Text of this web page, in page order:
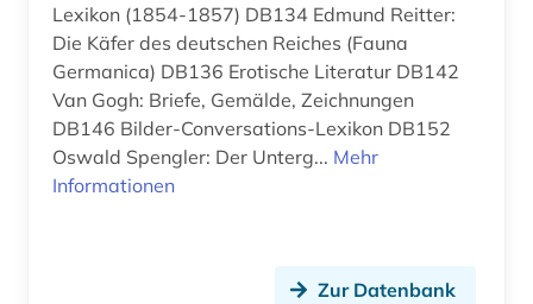
anthropologie (9)
anthroposophie (1)
anthropozän (1)
Lexikon (1854-1857) DB134 Edmund Reitter:
Die Käfer des deutschen Reiches (Fauna
Germanica) DB136 Erotische Literatur DB142
Van Gogh: Briefe, Gemälde, Zeichnungen
DB146 Bilder-Conversations-Lexikon DB152
Oswald Spengler: Der Unterg... Mehr
Informationen
Zur Datenbank